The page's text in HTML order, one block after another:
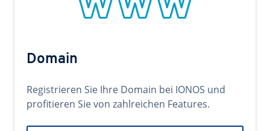
Domain
Registrieren Sie Ihre Domain bei IONOS und
profitieren Sie von zahlreichen Features.